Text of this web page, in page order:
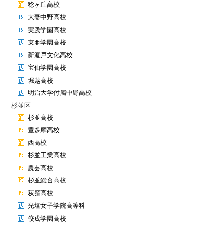
稔ヶ丘高校
大妻中野高校
実践学園高校
東亜学園高校
新渡戸文化高校
宝仙学園高校
堀越高校
明治大学付属中野高校
杉並区
杉並高校
豊多摩高校
西高校
杉並工業高校
農芸高校
杉並総合高校
荻窪高校
光塩女子学院高等科
佼成学園高校